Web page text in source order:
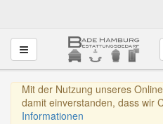
Toggle navigation
Mit der Nutzung unseres
damit einverstanden, dass wir
Informationen